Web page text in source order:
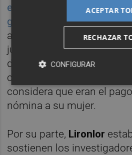
entre agosto de 2008 y
generalmente, el concepto
ascendieron a los
juez, los movimientos
de legitimidad pese a que
carecido de actividad real.
considera que eran el
nómina a su mujer.
Por su parte, Lironlor
sostienen los
ACEPTAR
RECHAZAR
CONFIGURAR